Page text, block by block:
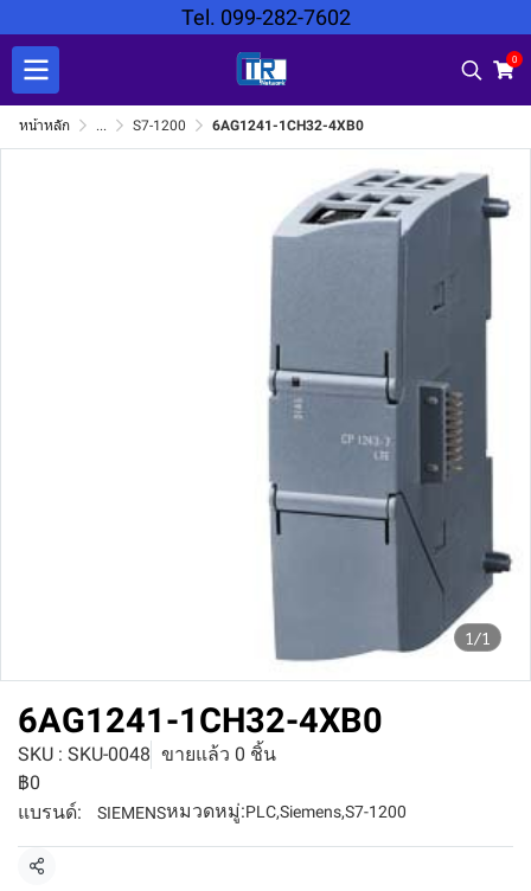
Tel. 099-282-7602
0
หน้าหลัก ... S7-1200 6AG1241-1CH32-4XB0
1/1
6AG1241-1CH32-4XB0
SKU : SKU-0048 ขายแล้ว 0 ชิ้น
฿0
แบรนด์:
SIEMENSหมวดหมู่:PLC,Siemens,S7-1200
แชร์